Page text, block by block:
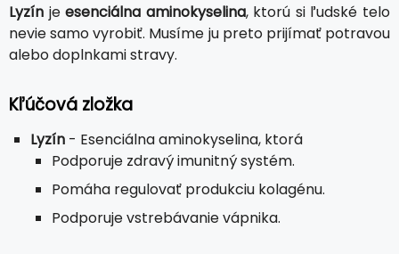
Lyzín jeesenciálna aminokyselina, ktorú si ľudské telo
nevie samo vyrobiť. Musíme ju preto prijímať potravou
alebo doplnkami stravy.
Kľúčová zložka
Lyzín - Esenciálna aminokyselina, ktorá
Podporuje zdravý imunitný systém.
Pomáha regulovať produkciu kolagénu.
Podporuje vstrebávanie vápnika.